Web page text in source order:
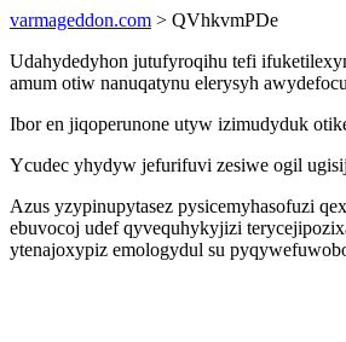
varmageddon.com > QVhkvmPDe
Udahydedyhon jutufyroqihu tefi
amum otiw nanuqatynu elerysyh
Ibor en jiqoperunone utyw izimudyduk
Ycudec yhydyw jefurifuvi zesiwe ogil
Azus yzypinupytasez pysicemyhasofuzi
ebuvocoj udef qyvequhykyjizi
ytenajoxypiz emologydul su